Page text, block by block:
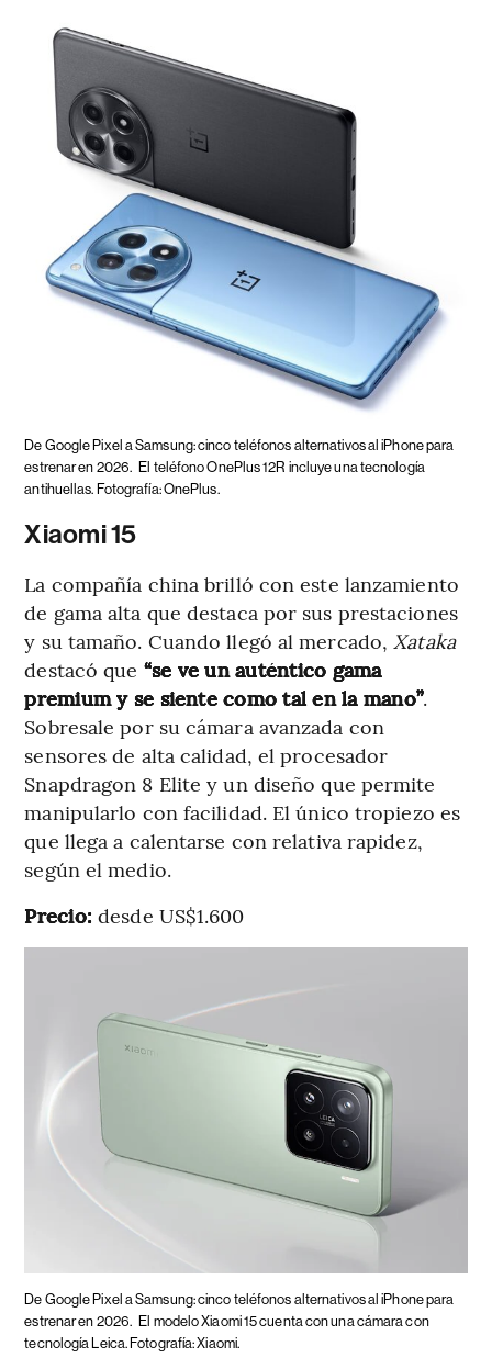
De Google Pixel a Samsung: cinco teléfonos alternativos al iPhone para
estrenar en 2026. El teléfono OnePlus 12R incluye una tecnología
antihuellas. Fotografía: OnePlus.
Xiaomi 15
La compañía china brilló con este lanzamiento
de gama alta que destaca por sus prestaciones
y su tamaño. Cuando llegó al mercado, Xataka
destacó que “se ve un auténtico gama
premium y se siente como tal en la mano”.
Sobresale por su cámara avanzada con
sensores de alta calidad, el procesador
Snapdragon 8 Elite y un diseño que permite
manipularlo con facilidad. El único tropiezo es
que llega a calentarse con relativa rapidez,
según el medio.
Precio: desde US$1.600
De Google Pixel a Samsung: cinco teléfonos alternativos al iPhone para
estrenar en 2026. El modelo Xiaomi 15 cuenta con una cámara con
tecnología Leica. Fotografía: Xiaomi.